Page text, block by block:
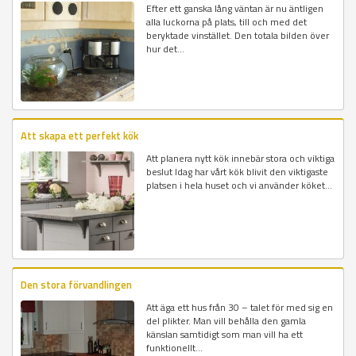
Efter ett ganska lång väntan är nu äntligen
alla luckorna på plats, till och med det
beryktade vinstället. Den totala bilden över
hur det...
Att skapa ett perfekt kök
Att planera nytt kök innebär stora och viktiga
beslut Idag har vårt kök blivit den viktigaste
platsen i hela huset och vi använder köket...
Den stora förvandlingen
Att äga ett hus från 30 – talet för med sig en
del plikter. Man vill behålla den gamla
känslan samtidigt som man vill ha ett
funktionellt...